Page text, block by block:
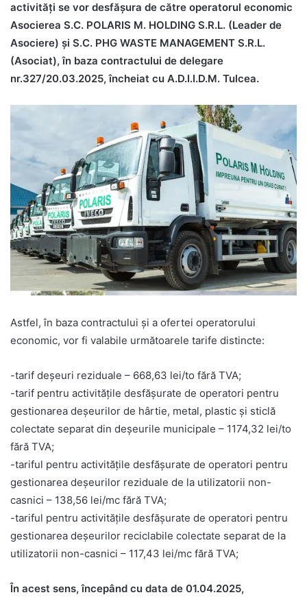
activităţi se vor desfăşura de către operatorul economic
Asocierea S.C. POLARIS M. HOLDING S.R.L. (Leader de
Asociere) şi S.C. PHG WASTE MANAGEMENT S.R.L.
(Asociat), în baza contractului de delegare
nr.327/20.03.2025, încheiat cu A.D.I.I.D.M. Tulcea.
Astfel, în baza contractului şi a ofertei operatorului
economic, vor fi valabile următoarele tarife distincte:
-tarif deșeuri reziduale – 668,63 lei/to fără TVA;
-tarif pentru activitățile desfășurate de operatori pentru
gestionarea deșeurilor de hârtie, metal, plastic și sticlă
colectate separat din deșeurile municipale – 1174,32 lei/to
fără TVA;
-tariful pentru activitățile desfășurate de operatori pentru
gestionarea deșeurilor reziduale de la utilizatorii non-
casnici – 138,56 lei/mc fără TVA;
-tariful pentru activităţile desfășurate de operatori pentru
gestionarea deșeurilor reciclabile colectate separat de la
utilizatorii non-casnici – 117,43 lei/mc fără TVA;
În acest sens, începând cu data de 01.04.2025,